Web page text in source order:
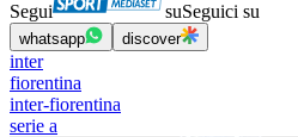
Segui suSeguici su
whatsapp discover
inter
fiorentina
inter-fiorentina
serie a